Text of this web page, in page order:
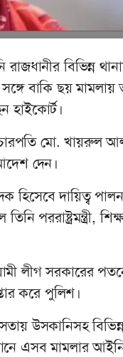
বিভিন্ন
বাকি ছয় মামলায়
হাইকোর্ট।
মো. খায়রুল
দেন।
হিসেবে দায়িত্ব পালন
লীগ সরকারের
করে পুলিশ।
উসকানিসহ
এসব মামলার